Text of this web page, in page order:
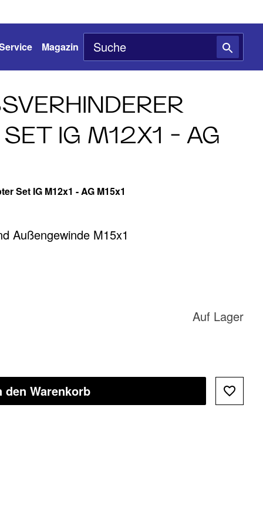
Magazin
IG M12X1 - AG
Set IG M12x1 - AG M15x1
Außengewinde M15x1
Auf Lager
den Warenkorb